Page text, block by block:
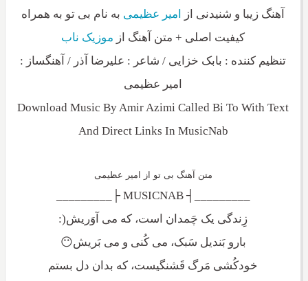
آهنگ زیبا و شنیدنی از
امیر عظیمی به نام بی تو به همراه
کیفیت اصلی + متن آهنگ از موزیک ناب
تنظیم کننده : بابک خزایی / شاعر : علیرضا آذر / آهنگساز :
امیر عظیمی
Download Music By Amir Azimi Called Bi To With Text
And Direct Links In MusicNab
متن آهنگ بی تو از امیر عظیمی
_________┤ MUSICNAB ├_________
زِندگی یک چَمدان است، که می آوَریش(:
بارو بَندیل سَبک، می کُنی و می بَریش😶
خودکُشی مَرگ قَشنگیست، که بدان دل بستم